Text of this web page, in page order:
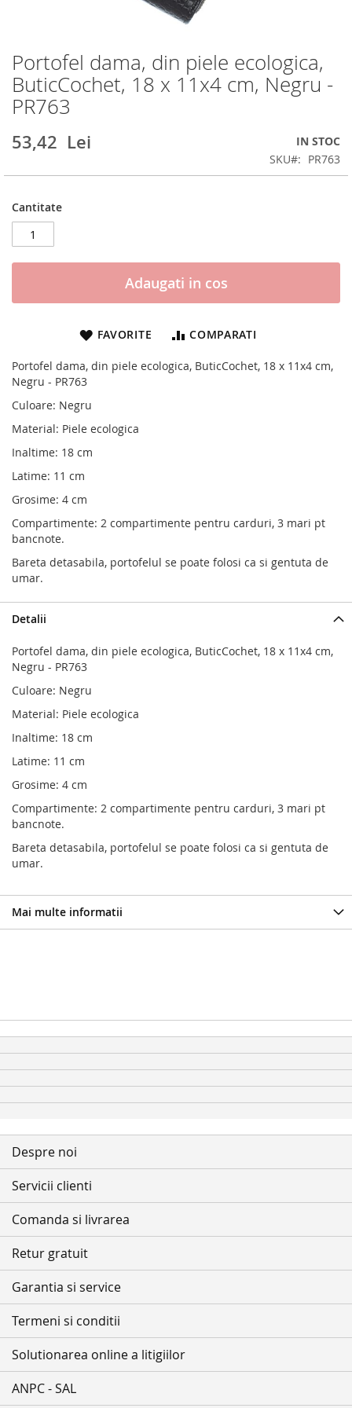
Skip
to
the
beginning
the
images
Portofel dama, din piele ecologica,
ButicCochet, 18 x 11x4 cm, Negru -
PR763
53,42 Lei
IN STOC
SKU
PR763
Cantitate
Adaugati in cos
FAVORITE COMPARATI
Portofel dama, din piele ecologica, ButicCochet, 18 x 11x4 cm,
Negru - PR763
Culoare: Negru
Material: Piele ecologica
Inaltime: 18 cm
Latime: 11 cm
Grosime: 4 cm
Compartimente: 2 compartimente pentru carduri, 3 mari pt
bancnote.
Bareta detasabila, portofelul se poate folosi ca si gentuta de
umar.
Detalii
Portofel dama, din piele ecologica, ButicCochet, 18 x 11x4 cm,
Negru - PR763
Culoare: Negru
Material: Piele ecologica
Inaltime: 18 cm
Latime: 11 cm
Grosime: 4 cm
Compartimente: 2 compartimente pentru carduri, 3 mari pt
bancnote.
Bareta detasabila, portofelul se poate folosi ca si gentuta de
umar.
Mai multe informatii
Despre noi
Servicii clienti
Comanda si livrarea
Retur gratuit
Garantia si service
Termeni si conditii
Solutionarea online a litigiilor
ANPC - SAL